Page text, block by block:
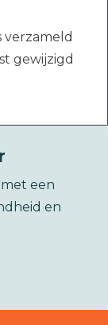
verzameld
gewijzigd
een
en